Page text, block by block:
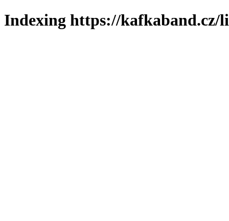
Indexing https://kafkaband.cz/